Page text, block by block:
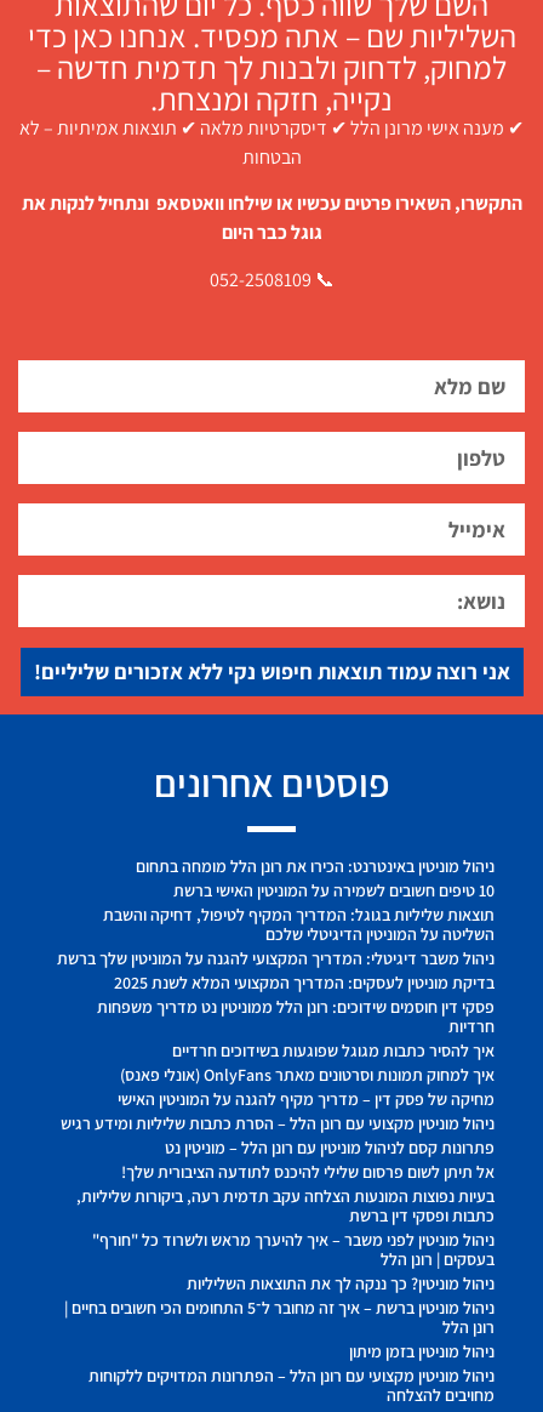
השליליות שם – אתה מפסיד. אנחנו כאן כדי
למחוק, לדחוק ולבנות לך תדמית חדשה –
נקייה, חזקה ומנצחת.
✔ מענה אישי מרונן הלל ✔ דיסקרטיות מלאה ✔ תוצאות אמיתיות – לא
הבטחות
התקשרו, השאירו פרטים עכשיו או שילחו וואטסאפ ונתחיל לנקות את
גוגל כבר היום
📞 052-2508109
אני רוצה עמוד תוצאות חיפוש נקי ללא אזכורים שליליים!
פוסטים אחרונים
ניהול מוניטין באינטרנט: הכירו את רונן הלל מומחה בתחום
10 טיפים חשובים לשמירה על המוניטין האישי ברשת
תוצאות שליליות בגוגל: המדריך המקיף לטיפול, דחיקה והשבת
השליטה על המוניטין הדיגיטלי שלכם
ניהול משבר דיגיטלי: המדריך המקצועי להגנה על המוניטין שלך ברשת
בדיקת מוניטין לעסקים: המדריך המקצועי המלא לשנת 2025
פסקי דין חוסמים שידוכים: רונן הלל ממוניטין נט מדריך משפחות
חרדיות
איך להסיר כתבות מגוגל שפוגעות בשידוכים חרדיים
איך למחוק תמונות וסרטונים מאתר OnlyFans (אונלי פאנס)
מחיקה של פסק דין – מדריך מקיף להגנה על המוניטין האישי
ניהול מוניטין מקצועי עם רונן הלל – הסרת כתבות שליליות ומידע רגיש
פתרונות קסם לניהול מוניטין עם רונן הלל – מוניטין נט
אל תיתן לשום פרסום שלילי להיכנס לתודעה הציבורית שלך!
בעיות נפוצות המונעות הצלחה עקב תדמית רעה, ביקורות שליליות,
כתבות ופסקי דין ברשת
ניהול מוניטין לפני משבר – איך להיערך מראש ולשרוד כל "חורף"
בעסקים | רונן הלל
ניהול מוניטין? כך ננקה לך את התוצאות השליליות
ניהול מוניטין ברשת – איך זה מחובר ל־5 התחומים הכי חשובים בחיים |
רונן הלל
ניהול מוניטין בזמן מיתון
ניהול מוניטין מקצועי עם רונן הלל – הפתרונות המדויקים ללקוחות
מחויבים להצלחה